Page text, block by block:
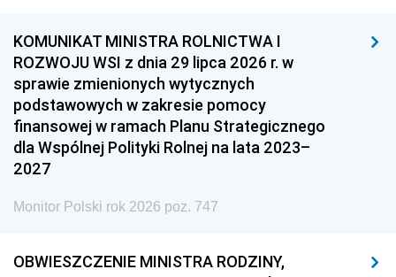
KOMUNIKAT MINISTRA ROLNICTWA I
ROZWOJU WSI z dnia 29 lipca 2026 r. w
sprawie zmienionych wytycznych
podstawowych w zakresie pomocy
finansowej w ramach Planu Strategicznego
dla Wspólnej Polityki Rolnej na lata 2023–
2027
Monitor Polski rok 2026 poz. 747
OBWIESZCZENIE MINISTRA RODZINY,